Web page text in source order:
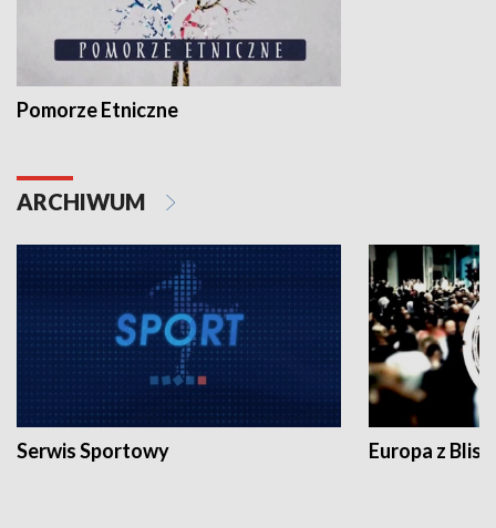
Pomorze Etniczne
ARCHIWUM
Serwis Sportowy Europa z